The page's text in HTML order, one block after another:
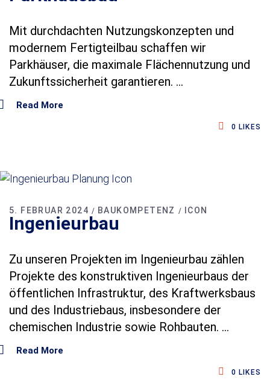
t
k
t
Mit durchdachten Nutzungskonzepten und
modernem Fertigteilbau schaffen wir
Parkhäuser, die maximale Flächennutzung und
Zukunftssicherheit garantieren.
Read More
0 LIKES
5. FEBRUAR 2024 BAUKOMPETENZ ICON
Ingenieurbau
Zu unseren Projekten im Ingenieurbau zählen
Projekte des konstruktiven Ingenieurbaus der
öffentlichen Infrastruktur, des Kraftwerksbaus
und des Industriebaus, insbesondere der
chemischen Industrie sowie Rohbauten.
Read More
0 LIKES